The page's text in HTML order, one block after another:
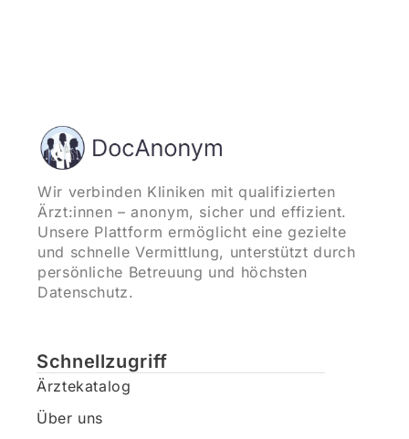
Wir verbinden Kliniken mit qualifizierten
Ärzt:innen – anonym, sicher und effizient.
Unsere Plattform ermöglicht eine gezielte
und schnelle Vermittlung, unterstützt durch
persönliche Betreuung und höchsten
Datenschutz.
Schnellzugriff
Ärztekatalog
Über uns